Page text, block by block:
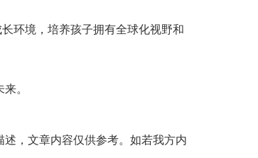
环境，培养孩子拥有全球化视野和
。
，文章内容仅供参考。如若我方内